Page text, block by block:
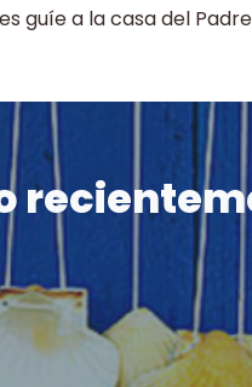
guíe a la casa del